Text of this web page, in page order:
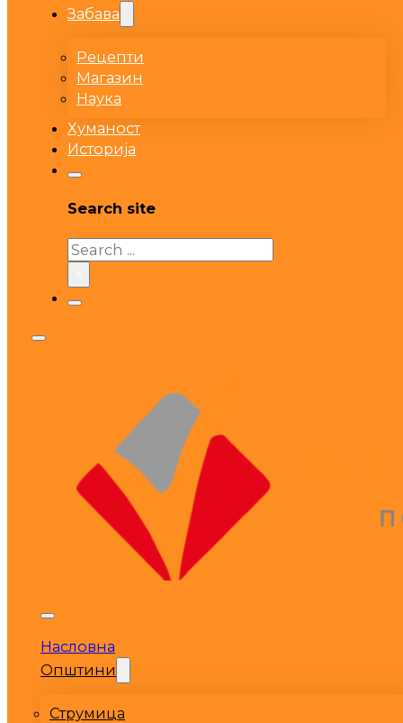
Забава
Рецепти
Магазин
Наука
Хуманост
Историја
Search site
Search
Насловна
Општини
Струмица